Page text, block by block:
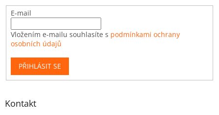
E-mail
Vložením e-mailu souhlasíte s podmínkami ochrany
osobních údajů
PŘIHLÁSIT SE
Kontakt